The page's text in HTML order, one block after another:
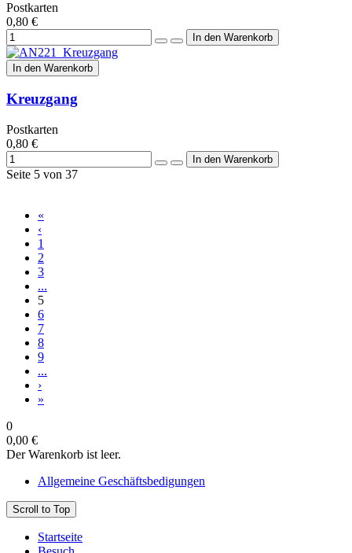
Postkarten
0,80 €
In den Warenkorb
Kreuzgang
Postkarten
0,80 €
Seite 5 von 37
«
‹
1
2
3
...
5
6
7
8
9
...
›
»
0
0,00 €
Der Warenkorb ist leer.
Allgemeine Geschäftsbedigungen
Scroll to Top
Startseite